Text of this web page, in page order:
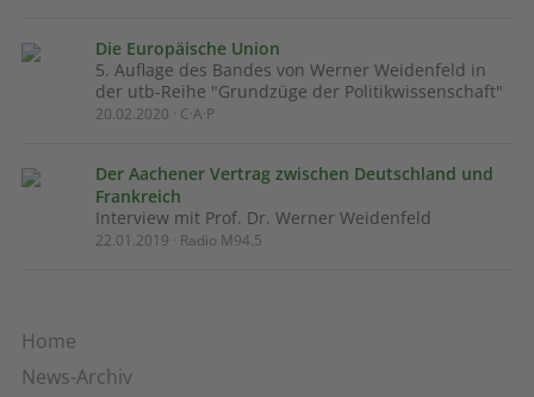
Home
News-Archiv
Die Europäische Union
5. Auflage des Bandes von Werner Weidenfeld in
der utb-Reihe "Grundzüge der Politikwissenschaft"
20.02.2020 · C·A·P
Der Aachener Vertrag zwischen Deutschland und
Frankreich
Interview mit Prof. Dr. Werner Weidenfeld
22.01.2019 · Radio M94.5